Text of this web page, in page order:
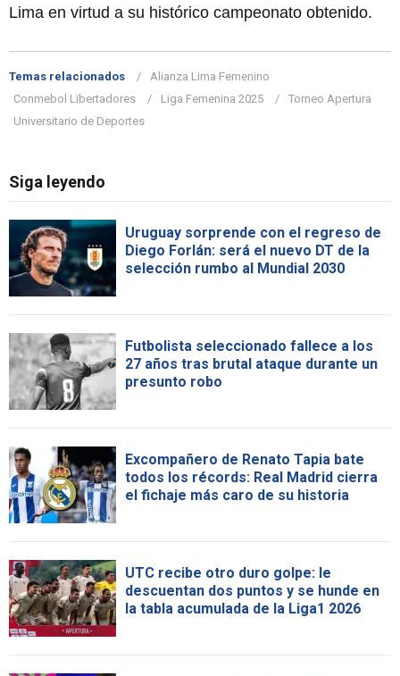
Lima en virtud a su histórico campeonato obtenido.
Temas relacionados
Alianza Lima Femenino
Conmebol Libertadores
Liga Femenina 2025
Torneo Apertura
Universitario de Deportes
Siga leyendo
Uruguay sorprende con el regreso de
Diego Forlán: será el nuevo DT de la
selección rumbo al Mundial 2030
Futbolista seleccionado fallece a los
27 años tras brutal ataque durante un
presunto robo
Excompañero de Renato Tapia bate
todos los récords: Real Madrid cierra
el fichaje más caro de su historia
UTC recibe otro duro golpe: le
descuentan dos puntos y se hunde en
la tabla acumulada de la Liga1 2026